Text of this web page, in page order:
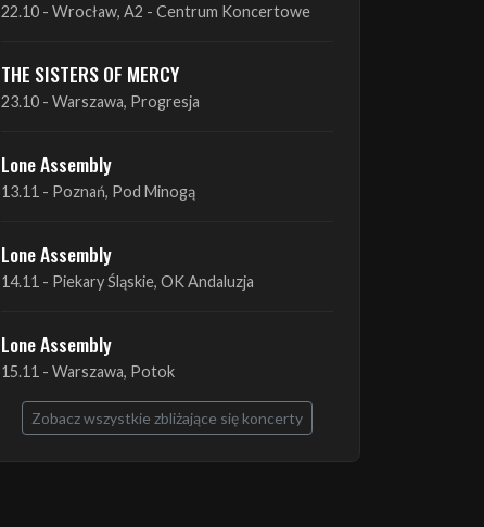
22.10 - Wrocław, A2 - Centrum Koncertowe
THE SISTERS OF MERCY
23.10 - Warszawa, Progresja
Lone Assembly
13.11 - Poznań, Pod Minogą
Lone Assembly
14.11 - Piekary Śląskie, OK Andaluzja
Lone Assembly
15.11 - Warszawa, Potok
Zobacz wszystkie zbliżające się koncerty